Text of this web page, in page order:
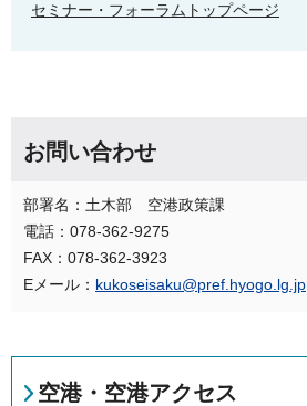
セミナー・フォーラムトップページ
お問い合わせ
部署名：土木部 空港政策課
電話：078-362-9275
FAX：078-362-3923
Eメール： kukoseisaku@pref.hyogo.lg.jp
空港・空港アクセス